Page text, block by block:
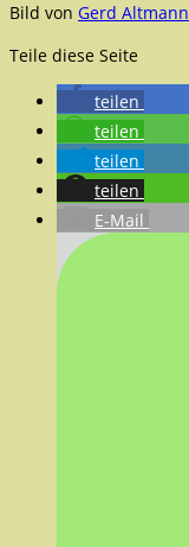
Bild von Gerd Altmann
Teile diese Seite
teilen
teilen
teilen
teilen
E-Mail